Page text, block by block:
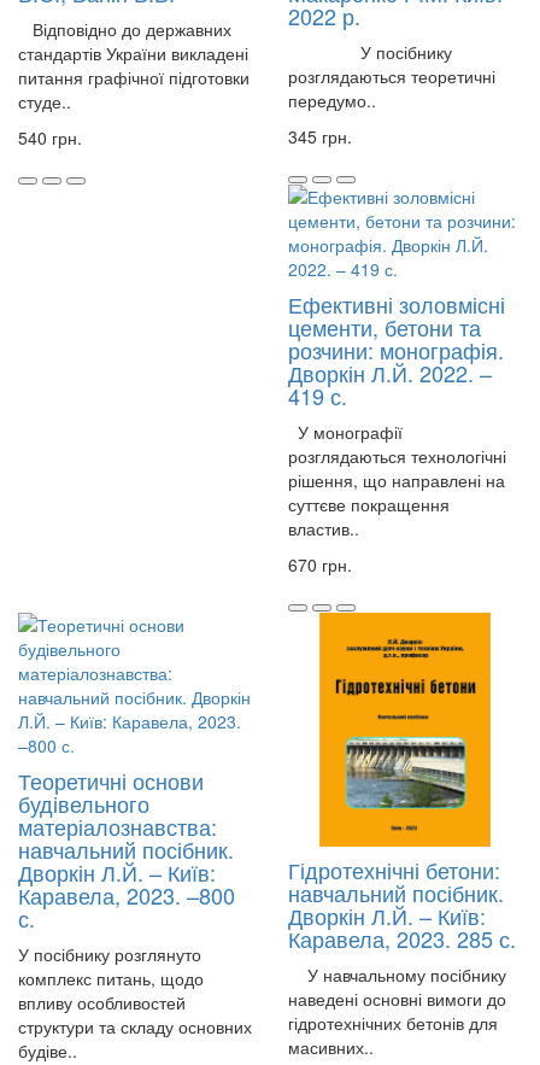
Відповідно до державних
стандартів України викладені
питання графічної підготовки
студе..
540 грн.
2022 р.
У посібнику
розглядаються теоретичні
передумо..
345 грн.
Ефективні золовмісні
цементи, бетони та
розчини: монографія.
Дворкін Л.Й. 2022. –
419 с.
У монографії
розглядаються технологічні
рішення, що направлені на
суттєве покращення
властив..
670 грн.
Теоретичні основи
будівельного
матеріалознавства:
навчальний посібник.
Дворкін Л.Й. – Київ:
Каравела, 2023. –800
с.
У посібнику розглянуто
комплекс питань, щодо
впливу особливостей
структури та складу основних
будіве..
Гідротехнічні бетони:
навчальний посібник.
Дворкін Л.Й. – Київ:
Каравела, 2023. 285 с.
У навчальному посібнику
наведені основні вимоги до
гідротехнічних бетонів для
масивних..